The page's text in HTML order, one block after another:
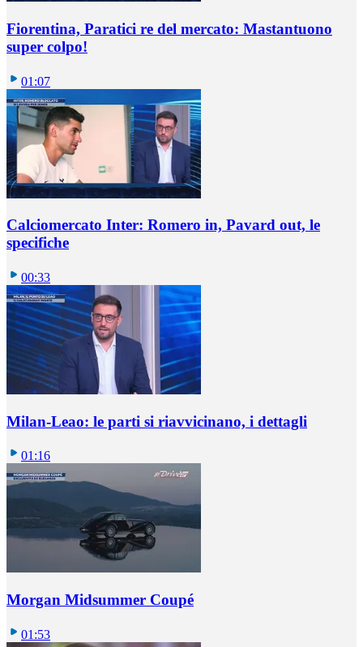
Fiorentina, Paratici re del mercato: Mastantuono
super colpo!
01:07
Calciomercato Inter: Romero in, Pavard out, le
specifiche
00:33
Milan-Leao: le parti si riavvicinano, i dettagli
01:16
Morgan Midsummer Coupé
01:53